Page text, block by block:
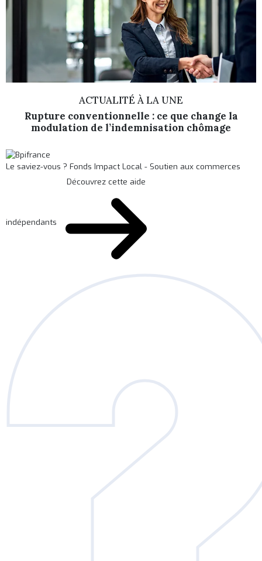
ACTUALITÉ À LA UNE
Rupture conventionnelle : ce que change la
modulation de l’indemnisation chômage
Le saviez-vous ?Fonds Impact Local - Soutien aux commerces
indépendants
Découvrez cette aide